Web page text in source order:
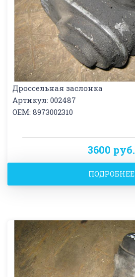
Дроссельная заслонка
Артикул: 002487
OEM: 8973002310
3600 руб.
ПОДРОБНЕЕ